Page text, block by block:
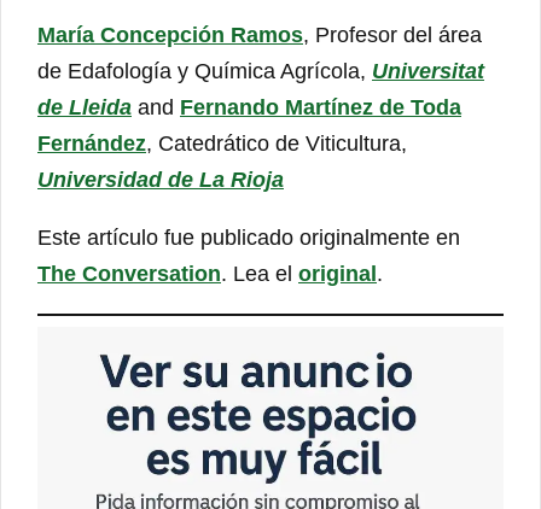
María Concepción Ramos, Profesor del área
de Edafología y Química Agrícola, Universitat
de Lleida and Fernando Martínez de Toda
Fernández, Catedrático de Viticultura,
Universidad de La Rioja
Este artículo fue publicado originalmente en
The Conversation. Lea el original .